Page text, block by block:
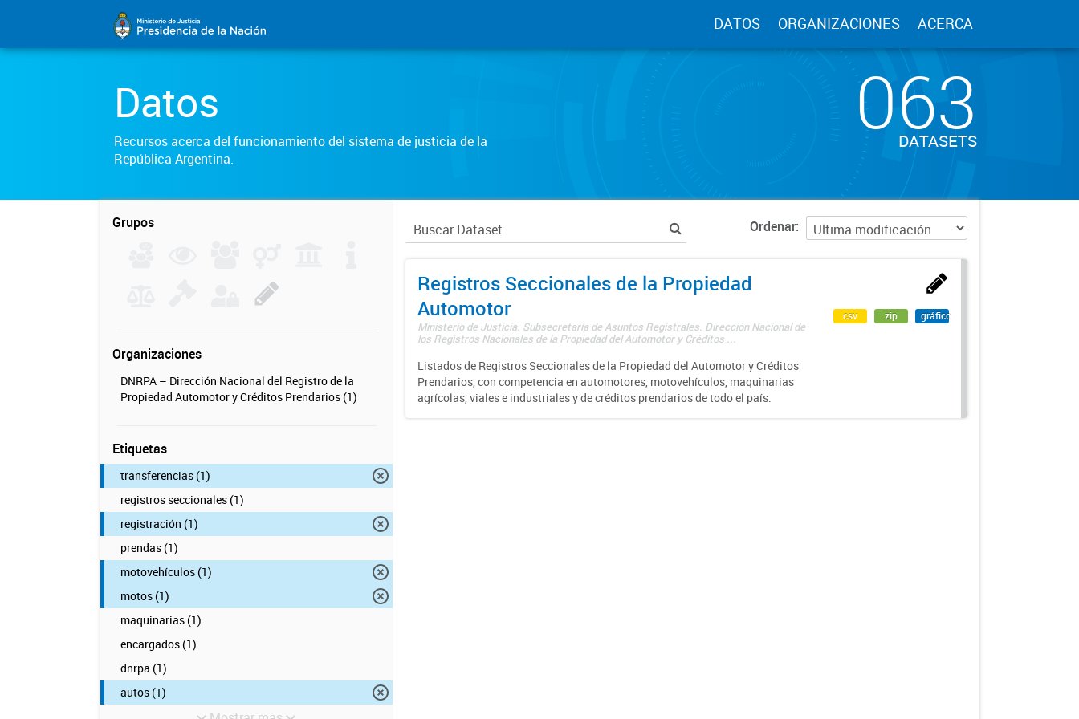
DATOS ORGANIZACIONES ACERCA
Datos
Recursos acerca del funcionamiento del sistema de justicia de la
República Argentina.
063
DATASETS
Grupos
Organizaciones
DNRPA – Dirección Nacional del Registro de la
Propiedad Automotor y Créditos Prendarios (1)
Etiquetas
transferencias (1)
registros seccionales (1)
registración (1)
prendas (1)
motovehículos (1)
motos (1)
maquinarias (1)
encargados (1)
dnrpa (1)
autos (1)
Ordenar
Registros Seccionales de la Propiedad
Automotor
Ministerio de Justicia. Subsecretaría de Asuntos Registrales. Dirección Nacional de
los Registros Nacionales de la Propiedad del Automotor y Créditos ...
Listados de Registros Seccionales de la Propiedad del Automotor y Créditos
Prendarios, con competencia en automotores, motovehículos, maquinarias
agrícolas, viales e industriales y de créditos prendarios de todo el país.
csv zip gráfico